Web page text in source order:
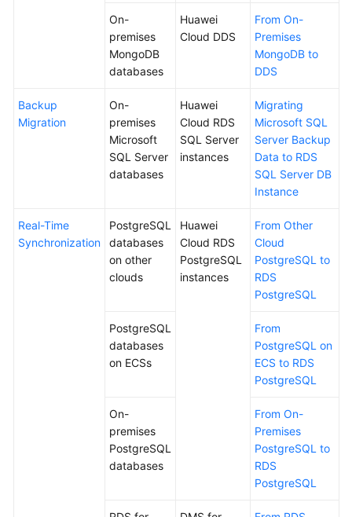
FAQs
Troubleshooting
On-
premises
MongoDB
databases
Huawei
Cloud DDS
From On-
Premises
MongoDB to
DDS
Backup
Migration
On-
premises
Microsoft
SQL Server
databases
Huawei
Cloud RDS
SQL Server
instances
Migrating
Microsoft SQL
Server Backup
Data to RDS
SQL Server DB
Instance
Real-Time
Synchronization
PostgreSQL
databases
on other
clouds
Huawei
Cloud RDS
PostgreSQL
instances
From Other
Cloud
PostgreSQL to
RDS
PostgreSQL
PostgreSQL
databases
on ECSs
From
PostgreSQL on
ECS to RDS
PostgreSQL
On-
premises
PostgreSQL
databases
From On-
Premises
PostgreSQL to
RDS
PostgreSQL